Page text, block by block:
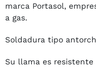
marca Portasol,
a gas.
Soldadura tipo
Su llama es resistente